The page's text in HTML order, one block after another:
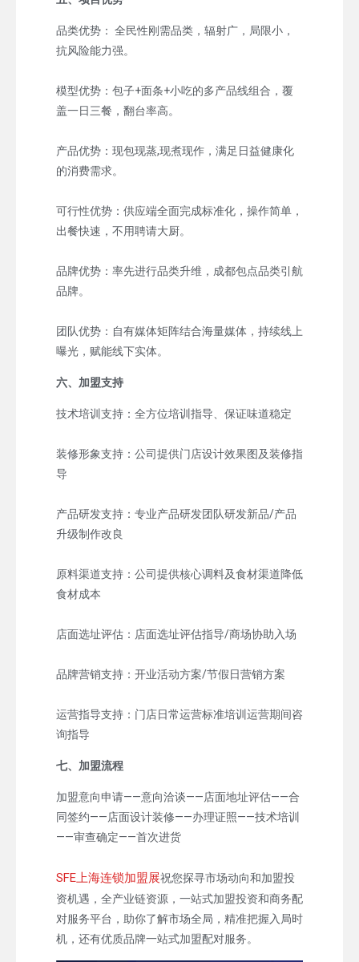
品类优势： 全民性刚需品类，辐射广，局限小，
抗风险能力强。
模型优势：包子+面条+小吃的多产品线组合，覆
盖一日三餐，翻台率高。
产品优势：现包现蒸,现煮现作，满足日益健康化
的消费需求。
可行性优势：供应端全面完成标准化，操作简单，
出餐快速，不用聘请大厨。
品牌优势：率先进行品类升维，成都包点品类引航
品牌。
团队优势：自有媒体矩阵结合海量媒体，持续线上
曝光，赋能线下实体。
六、加盟支持
技术培训支持：全方位培训指导、保证味道稳定
装修形象支持：公司提供门店设计效果图及装修指
导
产品研发支持：专业产品研发团队研发新品/产品
升级制作改良
原料渠道支持：公司提供核心调料及食材渠道降低
食材成本
店面选址评估：店面选址评估指导/商场协助入场
品牌营销支持：开业活动方案/节假日营销方案
运营指导支持：门店日常运营标准培训运营期间咨
询指导
七、加盟流程
加盟意向申请——意向洽谈——店面地址评估——合
同签约——店面设计装修——办理证照——技术培训
——审查确定——首次进货
SFE上海连锁加盟展祝您探寻市场动向和加盟投
资机遇，全产业链资源，一站式加盟投资和商务配
对服务平台，助你了解市场全局，精准把握入局时
机，还有优质品牌一站式加盟配对服务。